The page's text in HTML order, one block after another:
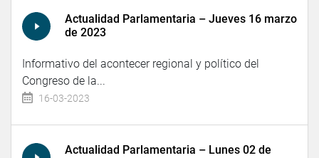
Actualidad Parlamentaria – Jueves 16 marzo
de 2023
Informativo del acontecer regional y político del
Congreso de la...
16-03-2023
Actualidad Parlamentaria – Lunes 02 de